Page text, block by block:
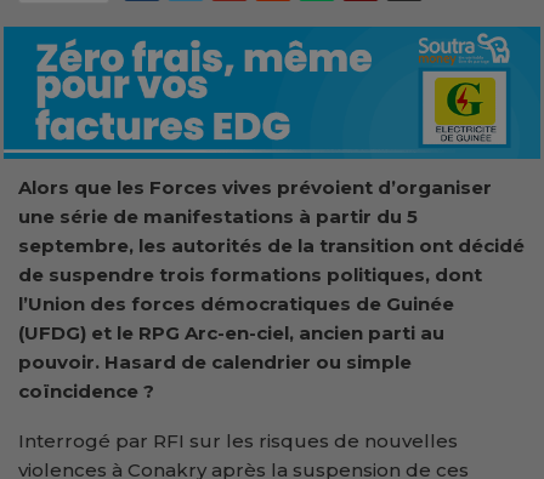
Alors que les Forces vives prévoient d’organiser
une série de manifestations à partir du 5
septembre, les autorités de la transition ont décidé
de suspendre trois formations politiques, dont
l’Union des forces démocratiques de Guinée
(UFDG) et le RPG Arc-en-ciel, ancien parti au
pouvoir. Hasard de calendrier ou simple
coïncidence ?
Interrogé par RFI sur les risques de nouvelles
violences à Conakry après la suspension de ces